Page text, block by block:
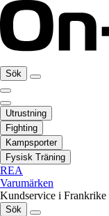
Sök
Utrustning
Fighting
Kampsporter
Fysisk Träning
REA
Varumärken
Kundservice i Frankrike
Sök